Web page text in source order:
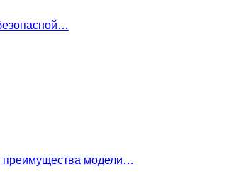
преимущества модели…